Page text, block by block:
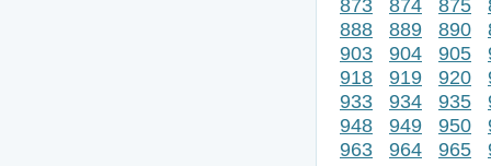
873
874 875
888
889 890
903
904 905
918
919 920
933
934 935
948
949 950
963
964 965